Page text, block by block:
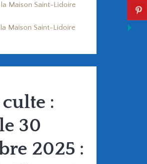
la Maison Saint-Lidoire
Maison Saint-Lidoire
:
30
2025 :